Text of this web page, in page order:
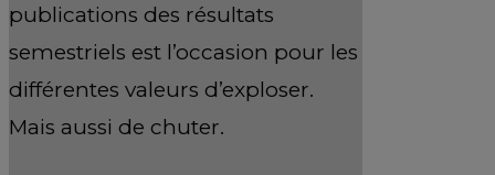
publications des résultats
semestriels est l’occasion pour les
différentes valeurs d’exploser.
Mais aussi de chuter.